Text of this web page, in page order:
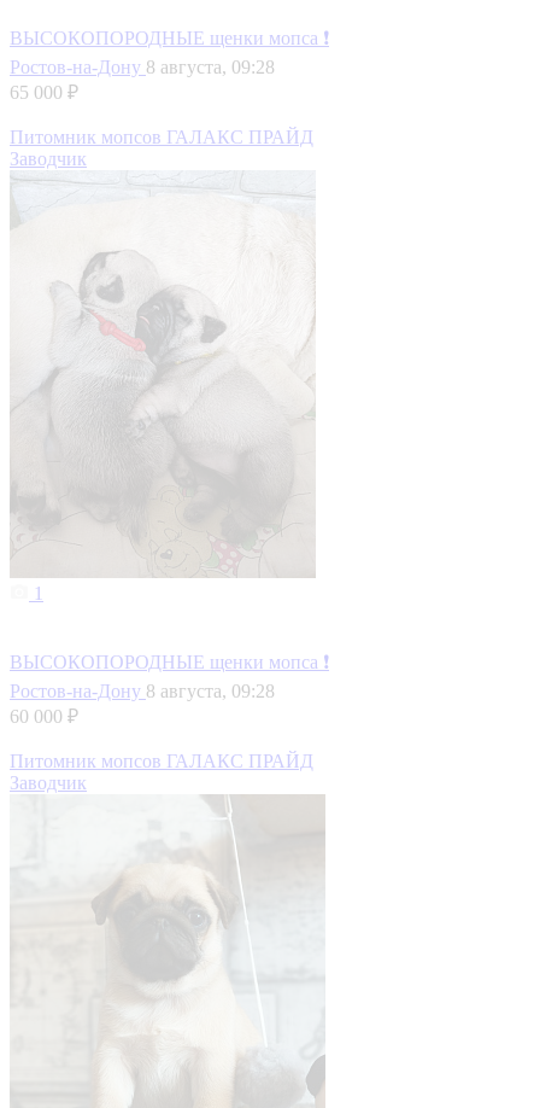
ВЫСОКОПОРОДНЫЕ щенки мопса ❗
Ростов-на-Дону 8 августа, 09:28
65 000 ₽
Питомник мопсов ГАЛАКС ПРАЙД
Заводчик
1
ВЫСОКОПОРОДНЫЕ щенки мопса ❗
Ростов-на-Дону 8 августа, 09:28
60 000 ₽
Питомник мопсов ГАЛАКС ПРАЙД
Заводчик